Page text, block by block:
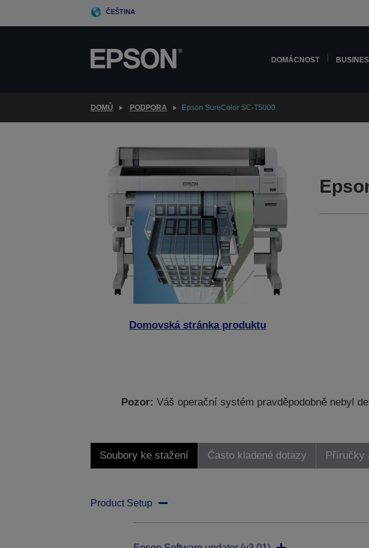
ČEŠTINA
DOMÁCNOST
DOMŮ PODPORA Epson SureColor SC-T5000
Domovská stránka produktu
Pozor: Váš operační systém pravděpodobně nebyl
Soubory ke stažení Často kladené dotazy Příručky
Product Setup